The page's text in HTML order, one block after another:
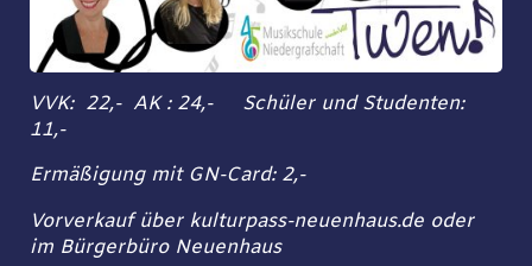
VVK: 22,- AK : 24,- Schüler und Studenten:
11,-
Ermäßigung mit GN-Card: 2,-
Vorverkauf über kulturpass-neuenhaus.de oder
im Bürgerbüro Neuenhaus